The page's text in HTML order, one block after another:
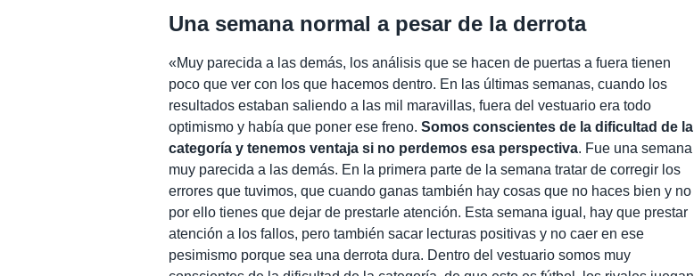
Una semana normal a pesar de la derrota
«Muy parecida a las demás, los análisis que se hacen de puertas a fuera tienen
poco que ver con los que hacemos dentro. En las últimas semanas, cuando los
resultados estaban saliendo a las mil maravillas, fuera del vestuario era todo
optimismo y había que poner ese freno.Somos conscientes de la dificultad de la
categoría y tenemos ventaja si no perdemos esa perspectiva. Fue una semana
muy parecida a las demás. En la primera parte de la semana tratar de corregir los
errores que tuvimos, que cuando ganas también hay cosas que no haces bien y no
por ello tienes que dejar de prestarle atención. Esta semana igual, hay que prestar
atención a los fallos, pero también sacar lecturas positivas y no caer en ese
pesimismo porque sea una derrota dura. Dentro del vestuario somos muy